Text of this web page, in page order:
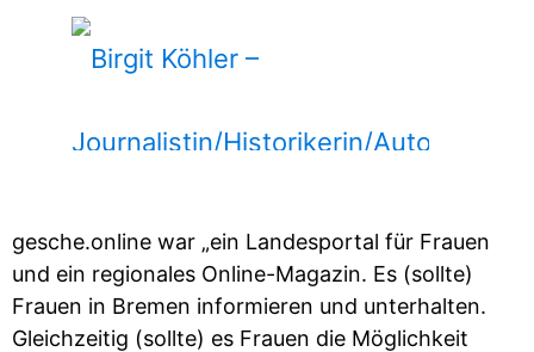
Birgit Köhler –
Journalistin/
gesche.online war „ein Landesportal für Frauen
und ein regionales Online-Magazin. Es (sollte)
Frauen in Bremen informieren und unterhalten.
Gleichzeitig (sollte) es Frauen die Möglichkeit